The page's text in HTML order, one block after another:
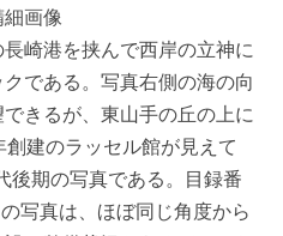
画像
崎港を挟んで西岸の立神に
である。写真右側の海の向
きるが、東山手の丘の上に
建のラッセル館が見えて
後期の写真である。目録番
写真は、ほぼ同じ角度から